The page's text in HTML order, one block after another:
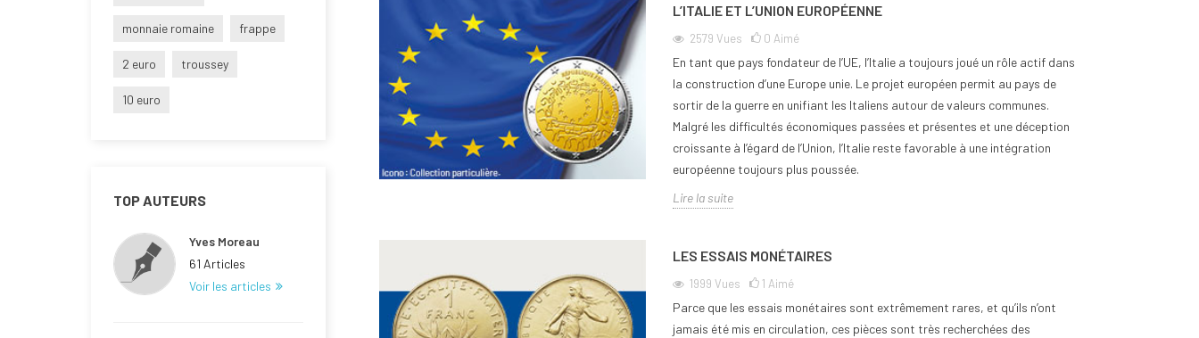
monnaie romaine frappe
2 euro troussey
10 euro
TOP AUTEURS
Yves Moreau
61 Articles
Voir les articles
L’ITALIE ET L’UNION EUROPÉENNE
2579 Vues 0 Aimé
En tant que pays fondateur de l’UE, l’Italie a toujours joué un rôle actif dans
la construction d’une Europe unie. Le projet européen permit au pays de
sortir de la guerre en unifiant les Italiens autour de valeurs communes.
Malgré les difficultés économiques passées et présentes et une déception
croissante à l’égard de l’Union, l’Italie reste favorable à une intégration
européenne toujours plus poussée.
Lire la suite
LES ESSAIS MONÉTAIRES
1999 Vues 1 Aimé
Parce que les essais monétaires sont extrêmement rares, et qu’ils n’ont
jamais été mis en circulation, ces pièces sont très recherchées des